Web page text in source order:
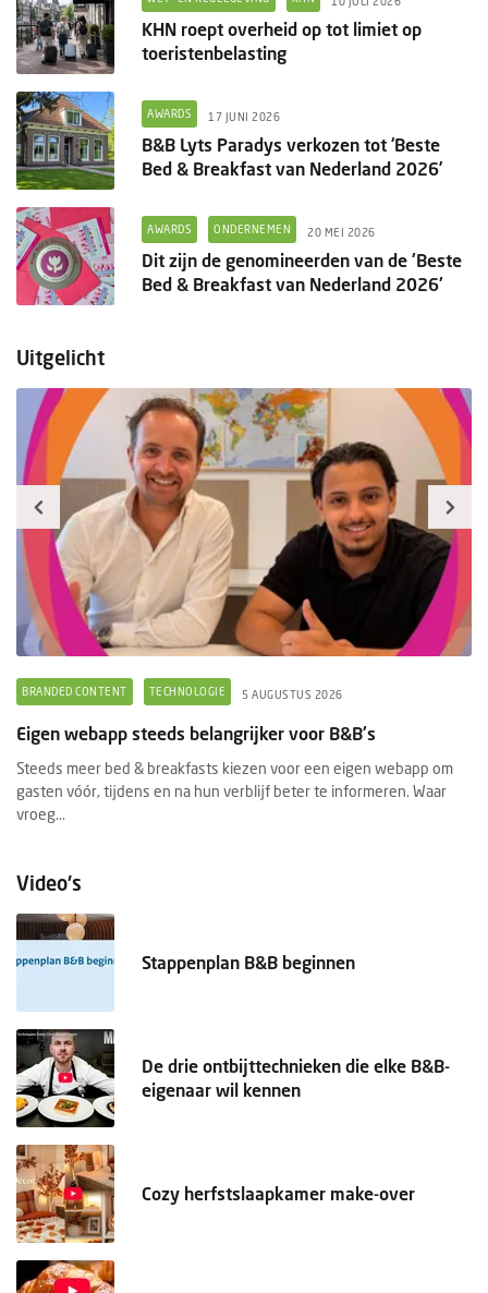
KHN roept overheid op tot limiet op
toeristenbelasting
AWARDS 17 JUNI 2026
B&B Lyts Paradys verkozen tot ‘Beste
Bed & Breakfast van Nederland 2026’
AWARDS ONDERNEMEN 20 MEI 2026
Dit zijn de genomineerden van de 'Beste
Bed & Breakfast van Nederland 2026'
Uitgelicht
BRANDED CONTENT TECHNOLOGIE 5 AUGUSTUS 2026
Eigen webapp steeds belangrijker voor B&B's
Steeds meer bed & breakfasts kiezen voor een eigen webapp om
gasten vóór, tijdens en na hun verblijf beter te informeren. Waar
vroeg...
Video's
Stappenplan B&B beginnen
De drie ontbijttechnieken die elke B&B-
eigenaar wil kennen
Cozy herfstslaapkamer make-over